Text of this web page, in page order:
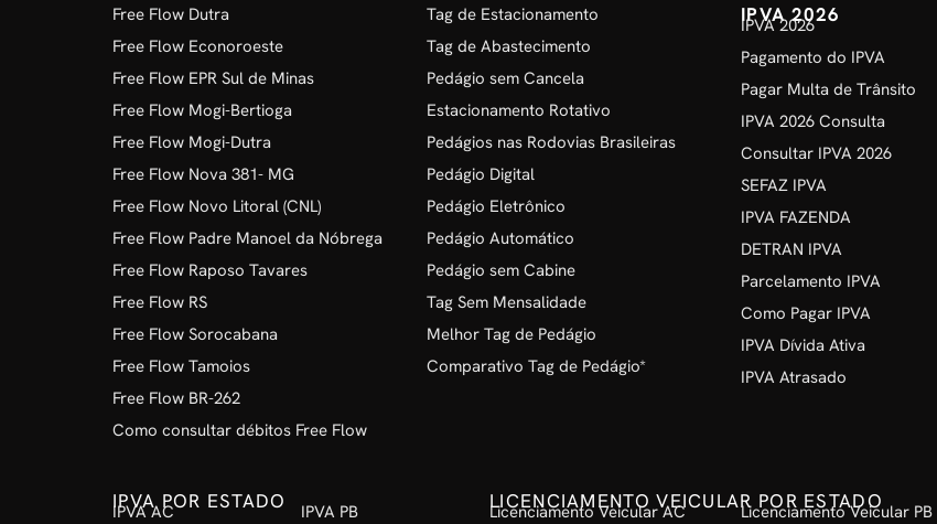
Free Flow Dutra
Free Flow Econoroeste
Free Flow EPR Sul de Minas
Free Flow Mogi-Bertioga
Free Flow Mogi-Dutra
Free Flow Nova 381- MG
Free Flow Novo Litoral (CNL)
Free Flow Padre Manoel da Nóbrega
Free Flow Raposo Tavares
Free Flow RS
Free Flow Sorocabana
Free Flow Tamoios
Free Flow BR-262
Como consultar débitos Free Flow
Tag de Estacionamento
Tag de Abastecimento
Pedágio sem Cancela
Estacionamento Rotativo
Pedágios nas Rodovias Brasileiras
Pedágio Digital
Pedágio Eletrônico
Pedágio Automático
Pedágio sem Cabine
Tag Sem Mensalidade
Melhor Tag de Pedágio
Comparativo Tag de Pedágio*
IPVA 2026
IPVA 2026
Pagamento do IPVA
Pagar Multa de Trânsito
IPVA 2026 Consulta
Consultar IPVA 2026
SEFAZ IPVA
IPVA FAZENDA
DETRAN IPVA
Parcelamento IPVA
Como Pagar IPVA
IPVA Dívida Ativa
IPVA Atrasado
IPVA POR ESTADO
IPVA AC
IPVA PB
LICENCIAMENTO VEICULAR POR ESTADO
Licenciamento Veicular AC
Licenciamento Veicular PB